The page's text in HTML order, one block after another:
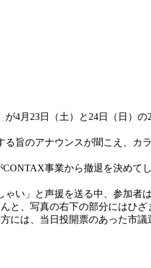
月23日（土）と24日（日）
旨のアナウンスが聞こえ、カ
事業から撤退を決めて
い」と声援を送る中、参加者
、写真の右下の部分にはひ
は、当日投開票のあった市議